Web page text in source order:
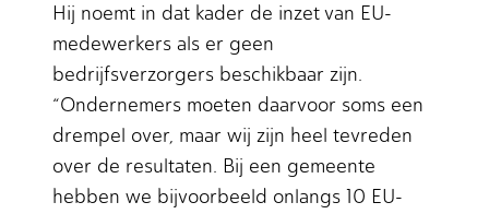
Hij noemt in dat kader de inzet van EU-
medewerkers als er geen
bedrijfsverzorgers beschikbaar zijn.
“Ondernemers moeten daarvoor soms een
drempel over, maar wij zijn heel tevreden
over de resultaten. Bij een gemeente
hebben we bijvoorbeeld onlangs 10 EU-